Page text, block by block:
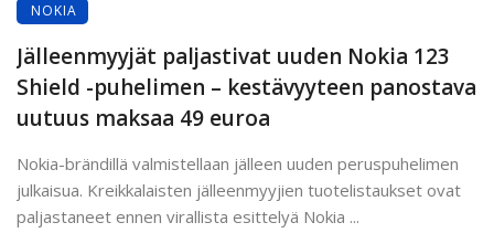
NOKIA
Jälleenmyyjät paljastivat uuden Nokia 123
Shield -puhelimen – kestävyyteen panostava
uutuus maksaa 49 euroa
Nokia-brändillä valmistellaan jälleen uuden peruspuhelimen
julkaisua. Kreikkalaisten jälleenmyyjien tuotelistaukset ovat
paljastaneet ennen virallista esittelyä Nokia ...